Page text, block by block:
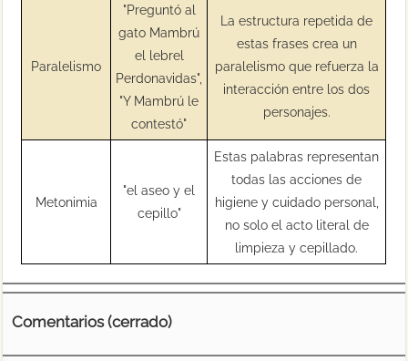
Paralelismo
"Preguntó al
gato Mambrú
el lebrel
Perdonavidas",
"Y Mambrú le
contestó"
La estructura repetida de
estas frases crea un
paralelismo que refuerza la
interacción entre los dos
personajes.
Metonimia
"el aseo y el
cepillo"
Estas palabras representan
todas las acciones de
higiene y cuidado personal,
no solo el acto literal de
limpieza y cepillado.
Comentarios (cerrado)